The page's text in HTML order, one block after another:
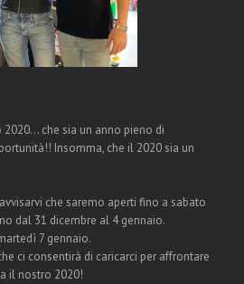
che sia un anno pieno di
Insomma, che il 2020 sia un
che saremo aperti fino a sabato
dal 31 dicembre al 4 gennaio.
7 gennaio.
ci consentirà di caricarci per affrontare
il nostro 2020!